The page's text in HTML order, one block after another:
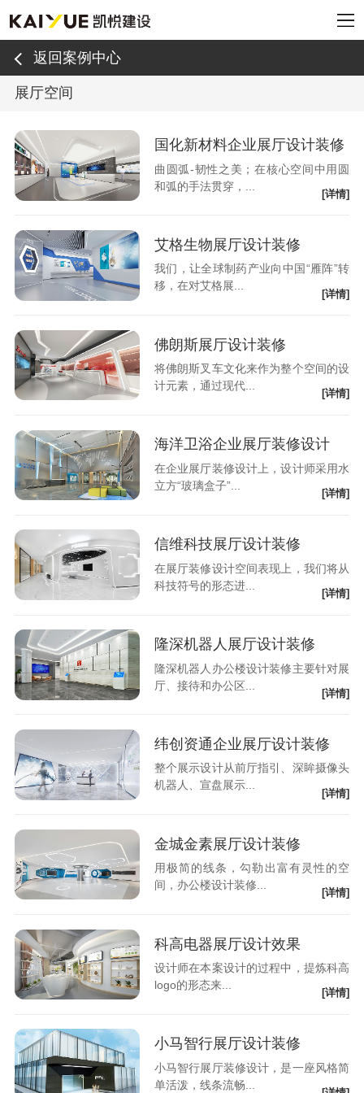
返回案例中心
展厅空间
国化新材料企业展厅设计装修
曲圆弧-韧性之美；在核心空间中用圆
和弧的手法贯穿，...
[详情]
艾格生物展厅设计装修
我们，让全球制药产业向中国“雁阵”转
移，在对艾格展...
[详情]
佛朗斯展厅设计装修
将佛朗斯叉车文化来作为整个空间的设
计元素，通过现代...
[详情]
海洋卫浴企业展厅装修设计
在企业展厅装修设计上，设计师采用水
立方“玻璃盒子”...
[详情]
信维科技展厅设计装修
在展厅装修设计空间表现上，我们将从
科技符号的形态进...
[详情]
隆深机器人展厅设计装修
隆深机器人办公楼设计装修主要针对展
厅、接待和办公区...
[详情]
纬创资通企业展厅设计装修
整个展示设计从前厅指引、深眸摄像头
机器人、宣盘展示...
[详情]
金城金素展厅设计装修
用极简的线条，勾勒出富有灵性的空
间，办公楼设计装修...
[详情]
科高电器展厅设计效果
设计师在本案设计的过程中，提炼科高
logo的形态来...
[详情]
小马智行展厅设计装修
小马智行展厅装修设计，是一座风格简
单活泼，线条流畅...